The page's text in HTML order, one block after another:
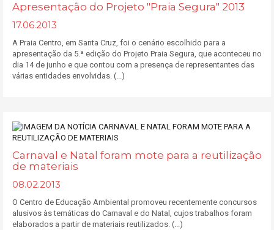
Apresentação do Projeto "Praia Segura" 2013
17.06.2013
A Praia Centro, em Santa Cruz, foi o cenário escolhido para a
apresentação da 5.ª edição do Projeto Praia Segura, que aconteceu no
dia 14 de junho e que contou com a presença de representantes das
várias entidades envolvidas. (...)
Carnaval e Natal foram mote para a reutilização
de materiais
08.02.2013
O Centro de Educação Ambiental promoveu recentemente concursos
alusivos às temáticas do Carnaval e do Natal, cujos trabalhos foram
elaborados a partir de materiais reutilizados. (...)